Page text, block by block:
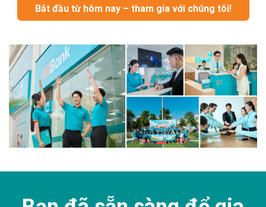
Bắt đầu từ hôm nay – tham gia với chúng tôi!